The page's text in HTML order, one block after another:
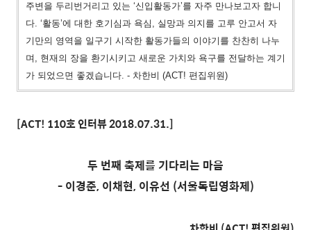
주변을 두리번거리고 있는 ‘신입활동가’를 자주 만나보고자 합니
다. ‘활동’에 대한 호기심과 욕심, 실망과 의지를 고루 안고서 자
기만의 영역을 일구기 시작한 활동가들의 이야기를 찬찬히 나누
며, 현재의 장을 환기시키고 새로운 가치와 욕구를 전달하는 계기
가 되었으면 좋겠습니다. - 차한비 (ACT! 편집위원)
[ACT! 110호 인터뷰 2018.07.31.]
두 번째 축제를 기다리는 마음
- 이경준, 이채현, 이유선 (서울독립영화제)